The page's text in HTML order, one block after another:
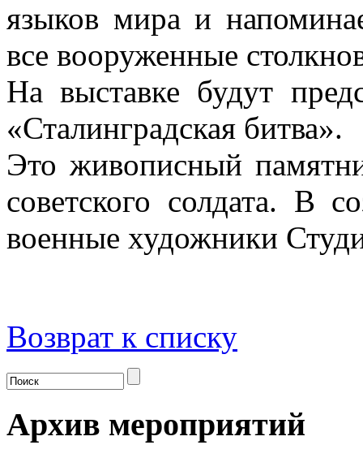
языков мира и
все вооруженные
На выставке будут
«Сталинградская битва».
Это живописный
советского солдата. В
военные художники
Возврат к списку
Архив мероприятий